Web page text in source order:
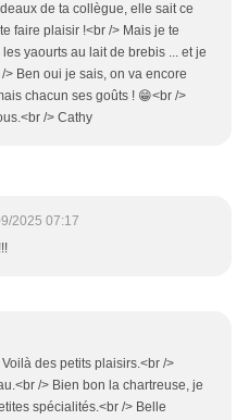
de ta collègue, elle sait ce
faire plaisir !<br /> Mais je te
yaourts au lait de brebis ... et je
Ben oui je sais, on va encore
chacun ses goûts ! 😁<br />
/> Cathy
2025 07:17
des petits plaisirs.<br />
/> Bien bon la chartreuse, je
spécialités.<br /> Belle